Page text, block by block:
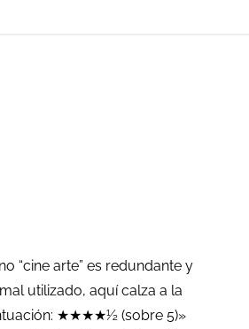
“cine arte” es redundante y
utilizado, aquí calza a la
★★★★½ (sobre 5)»